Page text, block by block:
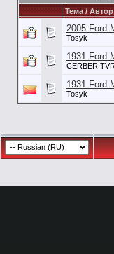
Тема /
2005 Ford
Tosyk
1931 Ford
CERBER
1931 Ford
Tosyk